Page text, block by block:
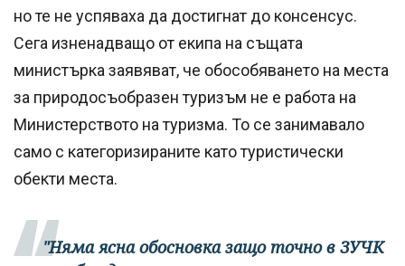
но те не успяваха да достигнат до консенсус.
Сега изненадващо от екипа на същата
министърка заявяват, че обособяването на места
за природосъобразен туризъм не е работа на
Министерството на туризма. То се занимавало
само с категоризираните като туристически
обекти места.
"Няма ясна обосновка защо точно в ЗУЧК